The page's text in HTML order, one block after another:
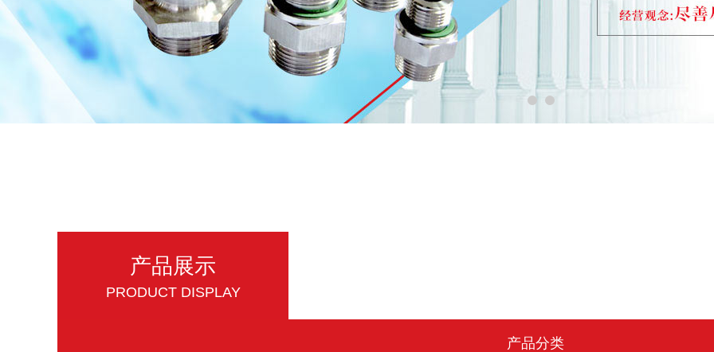
产品展示
PRODUCT DISPLAY
产品分类